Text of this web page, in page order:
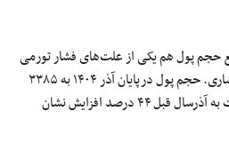
حجم پول هم یکی از علت‌های فشار تورمی
است هم یکی ازنشانه‌های چنین فشاری. حجم پول درپایان آذر ۱۴۰۴ به ۳۳۸۵
هزار میلیارد تومان رسیده که نسبت به آذرسال قبل ۴۴ درصد افزایش نشان